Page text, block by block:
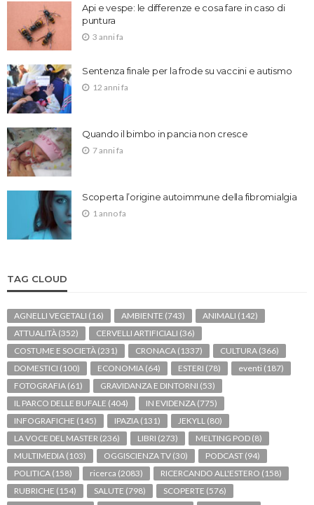
Api e vespe: le differenze e cosa fare in caso di
puntura
3 anni fa
Sentenza finale per la frode su vaccini e autismo
12 anni fa
Quando il bimbo in pancia non cresce
7 anni fa
Scoperta l’origine autoimmune della fibromialgia
1 anno fa
TAG CLOUD
AGNELLI VEGETALI (16) AMBIENTE (743) ANIMALI (142)
ATTUALITÀ (352) CERVELLI ARTIFICIALI (36)
COSTUME E SOCIETÀ (231) CRONACA (1337) CULTURA (366)
DOMESTICI (100) ECONOMIA (64) ESTERI (78) eventi (187)
FOTOGRAFIA (61) GRAVIDANZA E DINTORNI (53)
IL PARCO DELLE BUFALE (404) IN EVIDENZA (775)
INFOGRAFICHE (145) IPAZIA (131) JEKYLL (80)
LA VOCE DEL MASTER (236) LIBRI (273) MELTING POD (8)
MULTIMEDIA (103) OGGISCIENZA TV (30) PODCAST (94)
POLITICA (158) ricerca (2083) RICERCANDO ALL'ESTERO (158)
RUBRICHE (154) SALUTE (798) SCOPERTE (576)